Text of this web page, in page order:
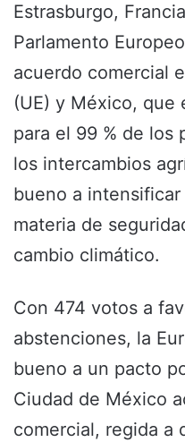
Estrasburgo,
Parlamento
acuerdo comercial
(UE) y México, que
para el 99 % de los
los intercambios
bueno a
materia de
cambio climático.
Con 474 votos a
abstenciones, la
bueno a un pacto
Ciudad de México
comercial, regida a